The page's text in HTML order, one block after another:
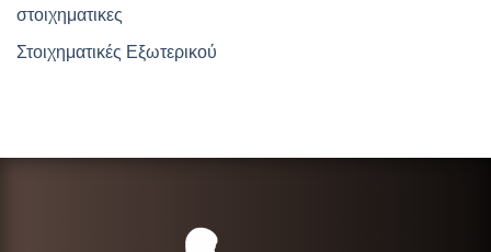
στοιχηματικες
Στοιχηματικές Εξωτερικού